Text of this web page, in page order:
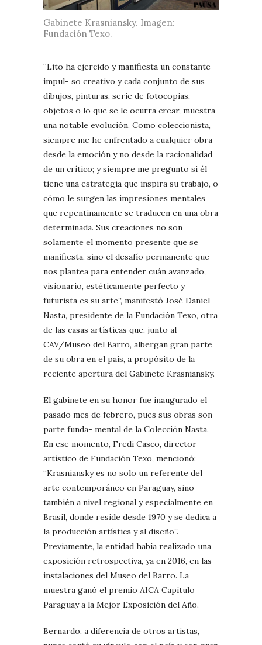
Gabinete Krasniansky. Imagen:
Fundación Texo.
“Lito ha ejercido y manifiesta un constante
impul- so creativo y cada conjunto de sus
dibujos, pinturas, serie de fotocopias,
objetos o lo que se le ocurra crear, muestra
una notable evolución. Como coleccionista,
siempre me he enfrentado a cualquier obra
desde la emoción y no desde la racionalidad
de un crítico; y siempre me pregunto si él
tiene una estrategia que inspira su trabajo, o
cómo le surgen las impresiones mentales
que repentinamente se traducen en una obra
determinada. Sus creaciones no son
solamente el momento presente que se
manifiesta, sino el desafío permanente que
nos plantea para entender cuán avanzado,
visionario, estéticamente perfecto y
futurista es su arte”, manifestó José Daniel
Nasta, presidente de la Fundación Texo, otra
de las casas artísticas que, junto al
CAV/Museo del Barro, albergan gran parte
de su obra en el país, a propósito de la
reciente apertura del Gabinete Krasniansky.
El gabinete en su honor fue inaugurado el
pasado mes de febrero, pues sus obras son
parte funda- mental de la Colección Nasta.
En ese momento, Fredi Casco, director
artístico de Fundación Texo, mencionó:
“Krasniansky es no solo un referente del
arte contemporáneo en Paraguay, sino
también a nivel regional y especialmente en
Brasil, donde reside desde 1970 y se dedica a
la producción artística y al diseño”.
Previamente, la entidad había realizado una
exposición retrospectiva, ya en 2016, en las
instalaciones del Museo del Barro. La
muestra ganó el premio AICA Capítulo
Paraguay a la Mejor Exposición del Año.
Bernardo, a diferencia de otros artistas,